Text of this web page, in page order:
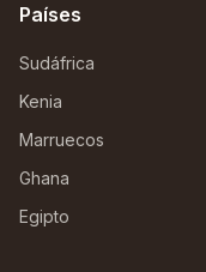
Países
Sudáfrica
Kenia
Marruecos
Ghana
Egipto